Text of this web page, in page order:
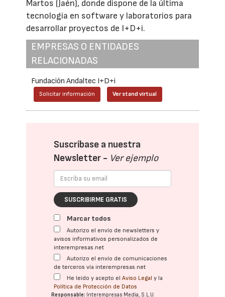
Martos (Jaén), donde dispone de la última
tecnología en software y laboratorios para
desarrollar proyectos de I+D+i.
EMPRESAS O ENTIDADES
RELACIONADAS
Fundación Andaltec I+D+i
Solicitar información Ver stand virtual
Suscríbase a nuestra
Newsletter - Ver ejemplo
SUSCRIBIRME GRATIS
Marcar todos
Autorizo el envío de newsletters y
avisos informativos personalizados de
interempresas.net
Autorizo el envío de comunicaciones
de terceros vía interempresas.net
He leído y acepto elAviso Legal y la
Política de Protección de Datos
Responsable: Interempresas Media, S.L.U.